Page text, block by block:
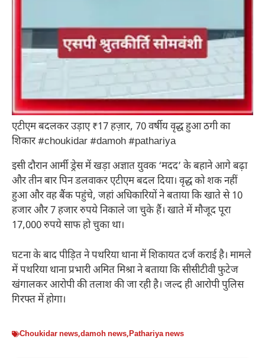
एटीएम बदलकर उड़ाए ₹17 हज़ार, 70 वर्षीय वृद्ध हुआ ठगी का
शिकार #choukidar #damoh #pathariya
इसी दौरान आर्मी ड्रेस में खड़ा अज्ञात युवक ‘मदद’ के बहाने आगे बढ़ा
और तीन बार पिन डलवाकर एटीएम बदल दिया। वृद्ध को शक नहीं
हुआ और वह बैंक पहुंचे, जहां अधिकारियों ने बताया कि खाते से 10
हजार और 7 हजार रुपये निकाले जा चुके हैं। खाते में मौजूद पूरा
17,000 रुपये साफ हो चुका था।
घटना के बाद पीड़ित ने पथरिया थाना में शिकायत दर्ज कराई है। मामले
में पथरिया थाना प्रभारी अमित मिश्रा ने बताया कि सीसीटीवी फुटेज
खंगालकर आरोपी की तलाश की जा रही है। जल्द ही आरोपी पुलिस
गिरफ्त में होगा।
Choukidar news,damoh news,Pathariya news